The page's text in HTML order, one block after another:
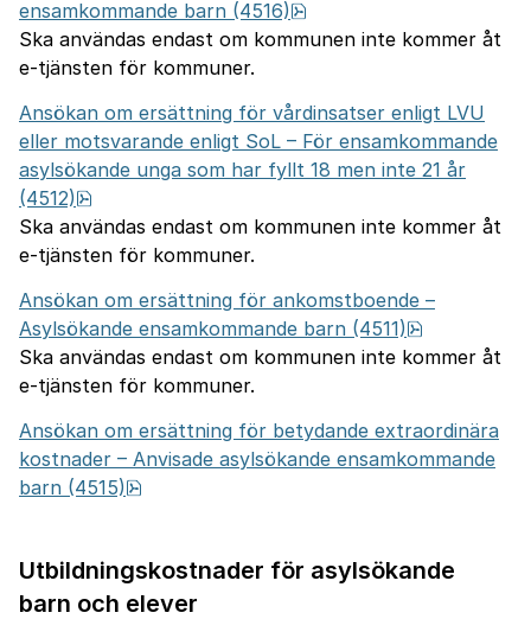
ensamkommande barn (4516)
Ska användas endast om kommunen inte kommer åt
e-tjänsten för kommuner.
Ansökan om ersättning för vårdinsatser enligt LVU
eller motsvarande enligt SoL – För ensamkommande
asylsökande unga som har fyllt 18 men inte 21 år
(4512)
Ska användas endast om kommunen inte kommer åt
e-tjänsten för kommuner.
Ansökan om ersättning för ankomstboende –
Asylsökande ensamkommande barn (4511)
Ska användas endast om kommunen inte kommer åt
e-tjänsten för kommuner.
Ansökan om ersättning för betydande extraordinära
kostnader – Anvisade asylsökande ensamkommande
barn (4515)
Utbildningskostnader för asylsökande
barn och elever